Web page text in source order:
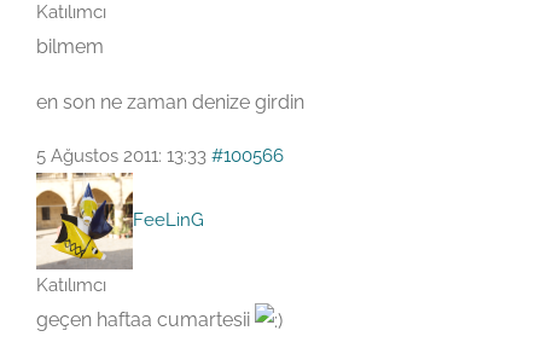
Katılımcı
bilmem
en son ne zaman denize girdin
5 Ağustos 2011: 13:33 #100566
FeeLinG
Katılımcı
geçen haftaa cumartesii